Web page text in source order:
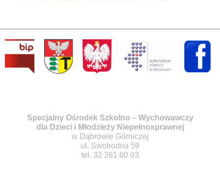
Specjalny Ośrodek Szkolno – Wychowawczy
dla Dzieci i Młodzieży Niepełnosprawnej
w Dąbrowie Górniczej
ul. Swobodna 59
tel. 32 261 80 03